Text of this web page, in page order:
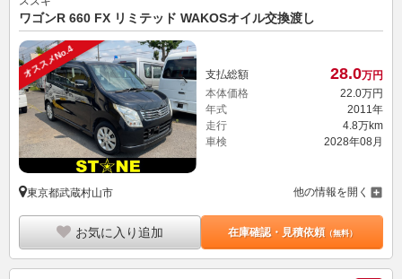
ワゴンR 660 FX リミテッド WAKOSオイル交換渡し
オススメNo.4 支払総額 28.0万円
本体価格
22. 0万円
年式
2011年
走行
4.8万km
車検
2028年08月
東京都武蔵村山市 他の情報を開く
お気に入り追加 在庫確認・見積依頼（無料）